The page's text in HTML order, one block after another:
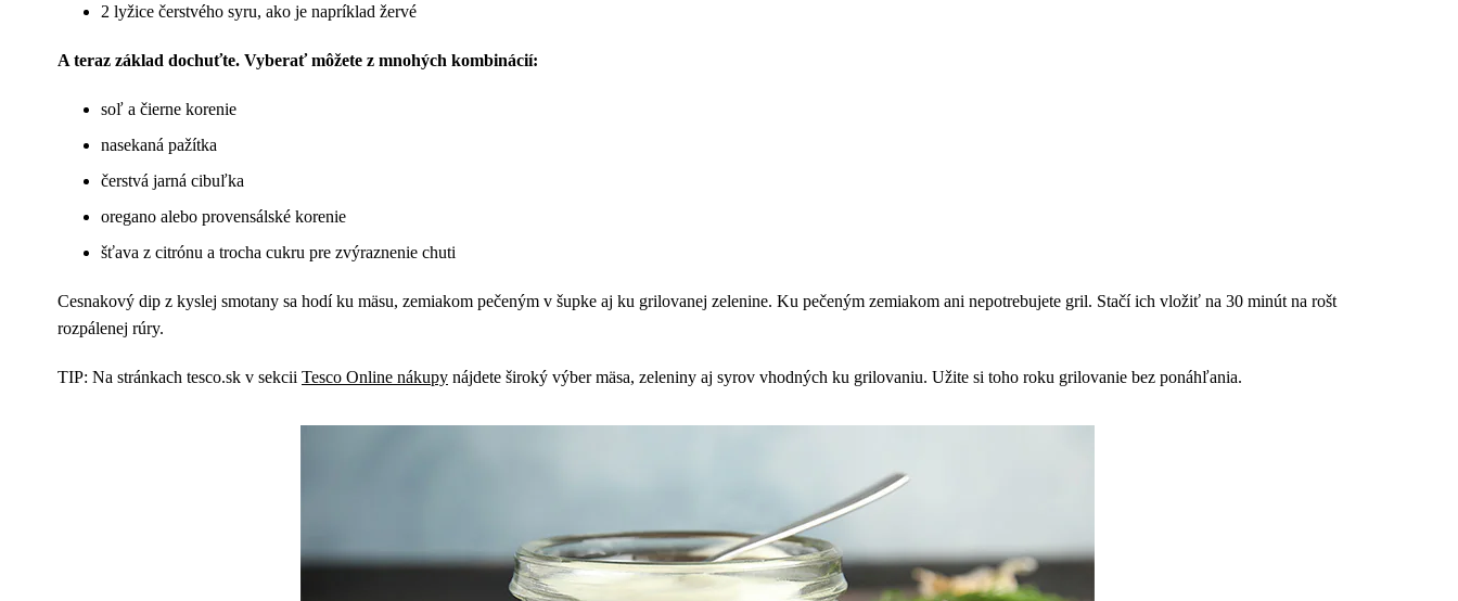
2 lyžice čerstvého syru, ako je napríklad žervé
A teraz základ dochuťte. Vyberať môžete z mnohých kombinácií:
soľ a čierne korenie
nasekaná pažítka
čerstvá jarná cibuľka
oregano alebo provensálské korenie
šťava z citrónu a trocha cukru pre zvýraznenie chuti
Cesnakový dip z kyslej smotany sa hodí ku mäsu, zemiakom pečeným v šupke aj ku grilovanej zelenine. Ku pečeným zemiakom ani nepotrebujete gril. Stačí ich vložiť na 30 minút na rošt
rozpálenej rúry.
TIP: Na stránkach tesco.sk v sekcii Tesco Online nákupy nájdete široký výber mäsa, zeleniny aj syrov vhodných ku grilovaniu. Užite si toho roku grilovanie bez ponáhľania.